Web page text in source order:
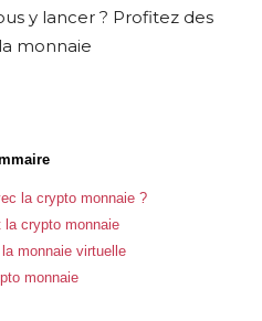
y lancer ? Profitez des
monnaie
la crypto monnaie ?
la crypto monnaie
monnaie virtuelle
monnaie